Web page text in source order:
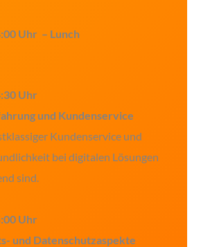
Uhr – Lunch
Uhr
und Kundenservice
Kundenservice und
bei digitalen Lösungen
sind.
Uhr
und Datenschutzaspekte